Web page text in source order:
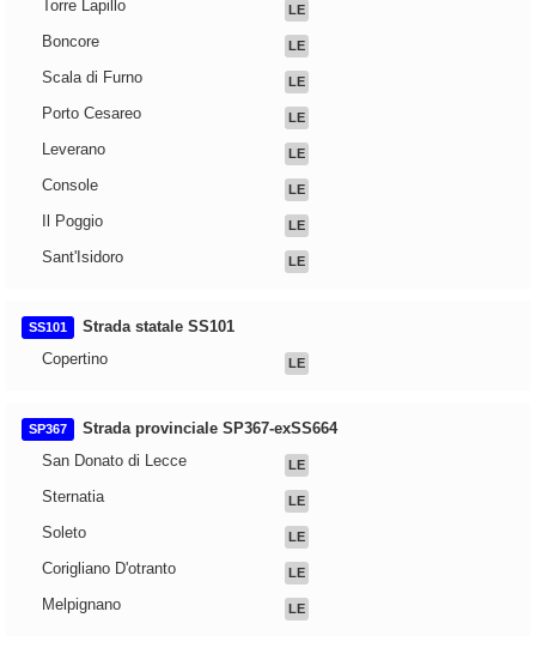
Torre Lapillo LE
Boncore LE
Scala di Furno LE
Porto Cesareo LE
Leverano LE
Console LE
Il Poggio LE
Sant'Isidoro LE
SS101
Strada statale SS101
Copertino
LE
SP367
Strada provinciale SP367-exSS664
San Donato di Lecce
LE
Sternatia LE
Soleto LE
Corigliano D'otranto LE
Melpignano LE